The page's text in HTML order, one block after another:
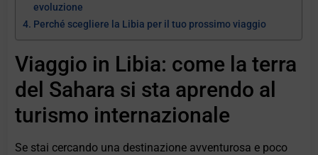
evoluzione
Perché scegliere la Libia per il tuo prossimo viaggio
Viaggio in Libia: come la terra
del Sahara si sta aprendo al
turismo internazionale
Se stai cercando una destinazione avventurosa e poco